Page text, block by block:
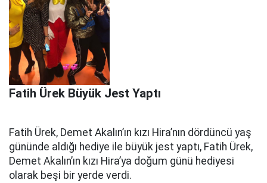
Fatih Ürek Büyük Jest Yaptı
Fatih Ürek, Demet Akalın’ın kızı Hira’nın dördüncü yaş
gününde aldığı hediye ile büyük jest yaptı, Fatih Ürek,
Demet Akalın’ın kızı Hira’ya doğum günü hediyesi
olarak beşi bir yerde verdi.